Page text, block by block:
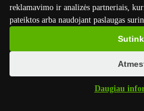
reklamavimo ir analizės partneriais,
pateiktos arba naudojant paslaugas
Daugiau